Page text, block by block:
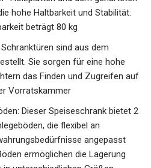
hohe Haltbarkeit und Stabilität.
beträgt 80 kg
sind aus dem
Sie sorgen für eine hohe
das Finden und Zugreifen auf
Vorratskammer
Dieser Speiseschrank bietet 2
die flexibel an
angepasst
ermöglichen die Lagerung